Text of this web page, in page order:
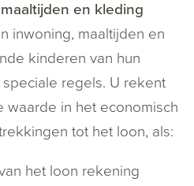
en kleding
inwoning, maaltijden en
kinderen van hun
regels. U rekent
waarde in het economisch
tot het loon, als:
het loon rekening